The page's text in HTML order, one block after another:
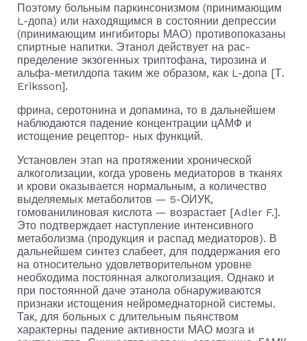
Поэтому больным паркинсонизмом (принимающим
L-допа) или находящимся в состоянии депрессии
(принимающим ингибиторы МАО) противопоказаны
спиртные напитки. Этанол действует на рас­
пределение экзогенных триптофана, тирозина и
альфа-метилдопа та­ким же образом, как L-допа [Т.
Eriksson].
фрина, серотонина и допамина, то в дальнейшем
наблюда­ются падение концентрации цАМФ и
истощение рецептор- ных функций.
Установлен этап на протяжении хронической
алкоголи­зации, когда уровень медиаторов в тканях
и крови оказы­вается нормальным, а количество
выделяемых метаболи­тов — 5-ОИУК,
гомованилиновая кислота — возрастает [Adler F.].
Это подтверждает наступление ин­тенсивного
метаболизма (продукция и распад медиаторов). В
дальнейшем синтез слабеет, для поддержания его
на от­носительно удовлетворительном уровне
необходима посто­янная алкоголизация. Однако и
при постоянной даче эта­нола обнаруживаются
признаки истощения нейромеднатор­ной системы.
Так, для больных с длительным пьянством
характерны падение активности МАО мозга и